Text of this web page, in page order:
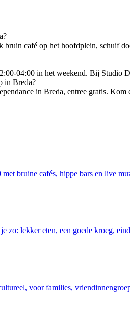
bruin café op het hoofdplein, schuif
04:00 in het weekend. Bij Studio
in Breda?
in Breda, entree gratis. Kom
bruine cafés, hippe bars en live
zo: lekker eten, een goede kroeg,
voor families,